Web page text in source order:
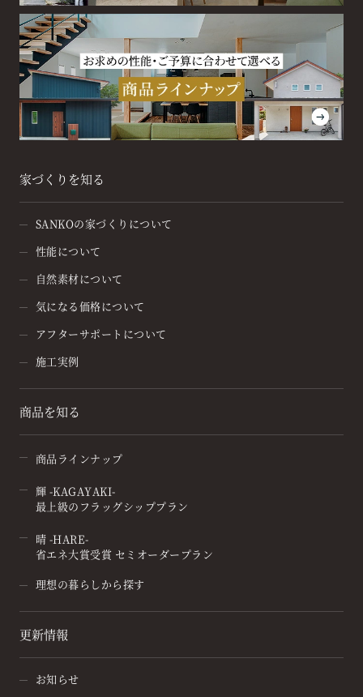
家づくりを知る
SANKOの家づくりについて
性能について
自然素材について
気になる価格について
アフターサポートについて
施工実例
商品を知る
商品ラインナップ
輝 -KAGAYAKI-
最上級のフラッグシッププラン
晴 -HARE-
省エネ大賞受賞 セミオーダープラン
理想の暮らしから探す
更新情報
お知らせ